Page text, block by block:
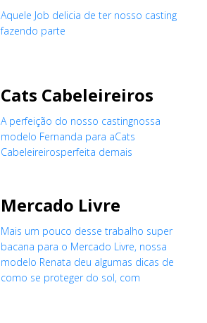
Aquele Job delicia de ter nosso casting
fazendo parte
Cats Cabeleireiros
A perfeição do nosso castingnossa
modelo Fernanda para aCats
Cabeleireirosperfeita demais
Mercado Livre
Mais um pouco desse trabalho super
bacana para o Mercado Livre, nossa
modelo Renata deu algumas dicas de
como se proteger do sol, com